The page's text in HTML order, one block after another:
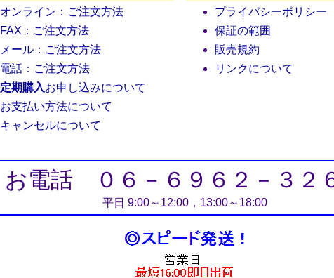
オンライン：ご注文方法
FAX：ご注文方法
メール：ご注文方法
電話：ご注文方法
定期購入お申し込みについて
お支払い方法について
キャンセルについて
プライバシーポリシー
保証の範囲
販売規約
リンクについて
お電話 ０６－６９６２－３２
平日 9:00～12:00，13:00～18:00